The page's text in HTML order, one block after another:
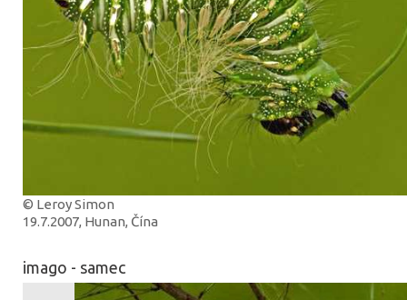
© Leroy Simon
19.7.2007, Hunan, Čína
imago - samec